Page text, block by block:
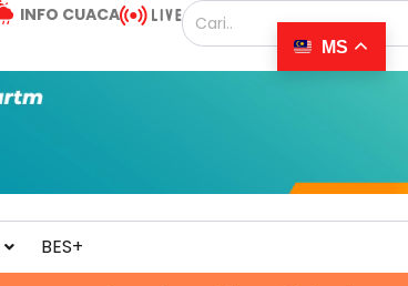
INFO CUACA
BES+
MS